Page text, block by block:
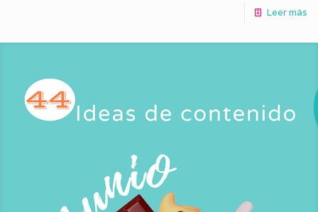
Leer más